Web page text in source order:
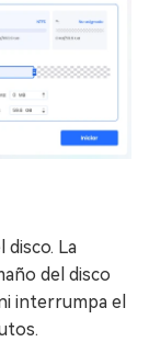
disco. La
del disco
interrumpa el